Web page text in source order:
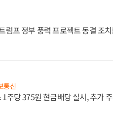
럼프 정부 풍력 프로젝트 동결 조
통신
1주당 375원 현금배당 실시, 추가